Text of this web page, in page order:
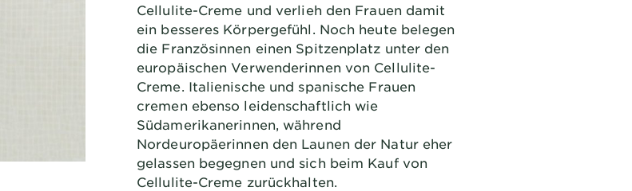
Cellulite-Creme und verlieh den Frauen damit
ein besseres Körpergefühl. Noch heute belegen
die Französinnen einen Spitzenplatz unter den
europäischen Verwenderinnen von Cellulite-
Creme. Italienische und spanische Frauen
cremen ebenso leidenschaftlich wie
Südamerikanerinnen, während
Nordeuropäerinnen den Launen der Natur eher
gelassen begegnen und sich beim Kauf von
Cellulite-Creme zurückhalten.